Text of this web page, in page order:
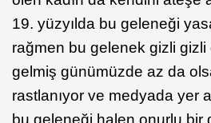
19. yüzyılda bu geleneği
rağmen bu gelenek gizli
gelmiş günümüzde az da
rastlanıyor ve medyada yer
bu geleneği halen onurlu bir